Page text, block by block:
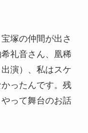
塚の仲間が出さ
礼音さん、凰稀
演）、私はスケ
ったんです。残
って舞台のお話